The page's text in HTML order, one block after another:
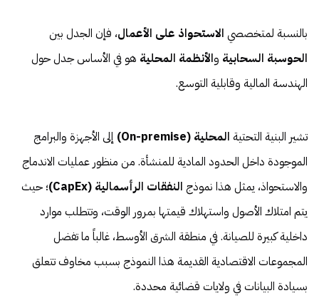
بالنسبة لمتخصصي الاستحواذ على الأعمال، فإن الجدل بين
الحوسبة السحابية والأنظمة المحلية هو في الأساس جدل حول
الهندسة المالية وقابلية التوسع.
تشير البنية التحتية المحلية (On-premise)
إلى الأجهزة والبرامج
الموجودة داخل الحدود المادية للمنشأة. من منظور عمليات الاندماج
والاستحواذ، يمثل هذا نموذج النفقات الرأسمالية (CapEx)
؛ حيث
يتم امتلاك الأصول واستهلاك قيمتها بمرور الوقت، وتتطلب موارد
داخلية كبيرة للصيانة. في منطقة الشرق الأوسط، غالباً ما تفضل
المجموعات الاقتصادية القديمة هذا النموذج بسبب مخاوف تتعلق
بسيادة البيانات في ولايات قضائية محددة.